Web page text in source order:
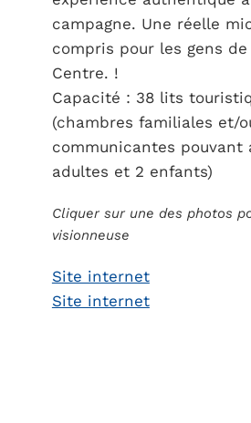
campagne. Une réelle
compris pour les gens de
Centre. !
Capacité : 38 lits
(chambres familiales et/
communicantes pouvant
adultes et 2 enfants)
Cliquer sur une des photos
visionneuse
Site internet
Site internet